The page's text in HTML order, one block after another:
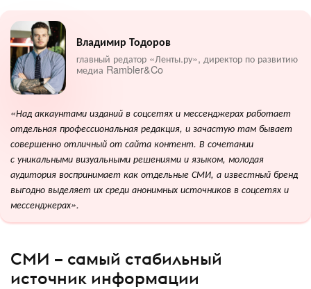
Владимир Тодоров
главный редатор «Ленты.ру», директор по развитию
медиа Rambler&Co
«Над аккаунтами изданий в соцсетях и мессенджерах работает
отдельная профессиональная редакция, и зачастую там бывает
совершенно отличный от сайта контент. В сочетании
с уникальными визуальными решениями и языком, молодая
аудитория воспринимает как отдельные СМИ, а известный бренд
выгодно выделяет их среди анонимных источников в соцсетях и
мессенджерах».
СМИ – самый стабильный
источник информации